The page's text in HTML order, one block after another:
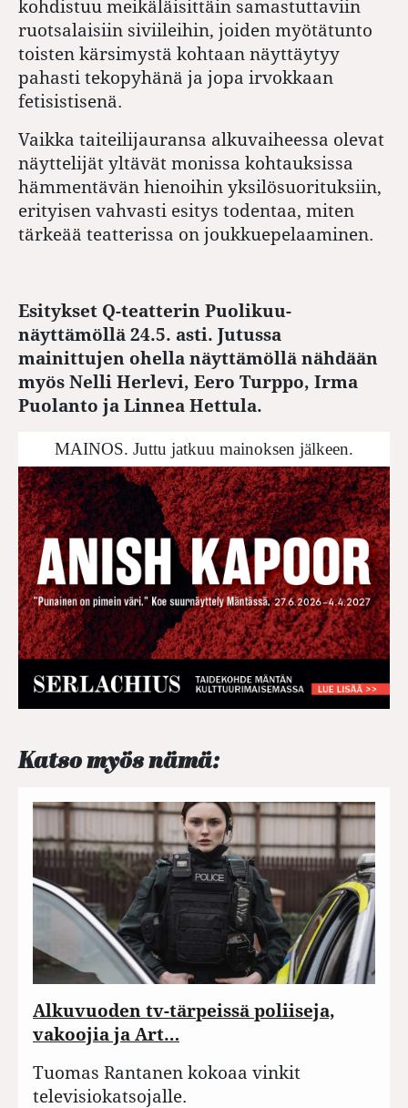
kohdistuu meikäläisittäin samastuttaviin
ruotsalaisiin siviileihin, joiden myötätunto
toisten kärsimystä kohtaan näyttäytyy
pahasti tekopyhänä ja jopa irvokkaan
fetisistisenä.
Vaikka taiteilijauransa alkuvaiheessa olevat
näyttelijät yltävät monissa kohtauksissa
hämmentävän hienoihin yksilösuorituksiin,
erityisen vahvasti esitys todentaa, miten
tärkeää teatterissa on joukkuepelaaminen.
Esitykset Q-teatterin Puolikuu-
näyttämöllä 24.5. asti. Jutussa
mainittujen ohella näyttämöllä nähdään
myös Nelli Herlevi, Eero Turppo, Irma
Puolanto ja Linnea Hettula.
MAINOS. Juttu jatkuu mainoksen jälkeen.
Katso myös nämä:
Alkuvuoden tv-tärpeissä poliiseja,
vakoojia ja Art…
Tuomas Rantanen kokoaa vinkit
televisiokatsojalle.